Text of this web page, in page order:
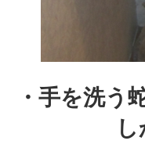
・手を洗う